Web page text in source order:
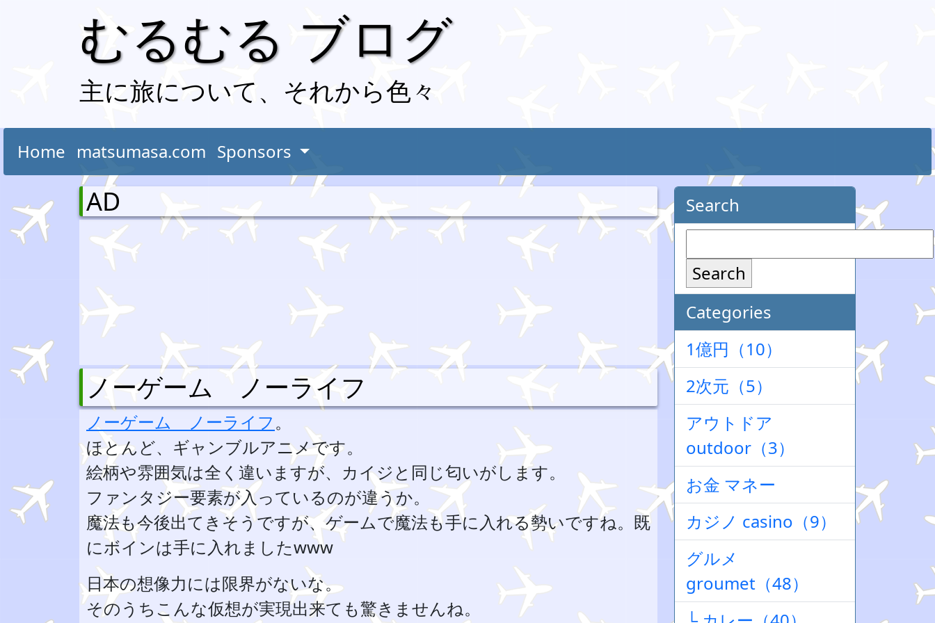
むるむる ブログ
主に旅について、それから色々
Home matsumasa.com Sponsors
AD
ノーゲーム ノーライフ
ノーゲーム ノーライフ。
ほとんど、ギャンブルアニメです。
絵柄や雰囲気は全く違いますが、カイジと同じ匂いがします。
ファンタジー要素が入っているのが違うか。
魔法も今後出てきそうですが、ゲームで魔法も手に入れる勢いですね。既
にボインは手に入れましたwww
日本の想像力には限界がないな。
そのうちこんな仮想が実現出来ても驚きませんね。
Search
Search
Categories
1億円（10）
2次元（5）
アウトドア
outdoor（3）
お金 マネー
カジノ casino（9）
グルメ
groumet（48）